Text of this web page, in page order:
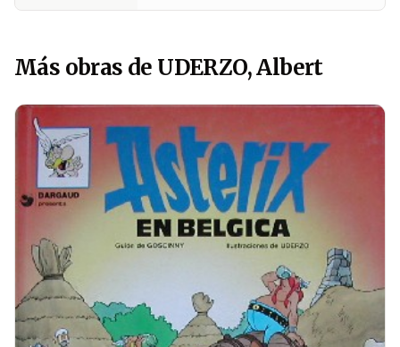
Más obras de UDERZO, Albert